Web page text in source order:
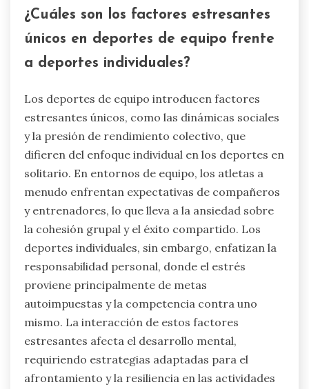
¿Cuáles son los factores estresantes
únicos en deportes de equipo frente
a deportes individuales?
Los deportes de equipo introducen factores
estresantes únicos, como las dinámicas sociales
y la presión de rendimiento colectivo, que
difieren del enfoque individual en los deportes en
solitario. En entornos de equipo, los atletas a
menudo enfrentan expectativas de compañeros
y entrenadores, lo que lleva a la ansiedad sobre
la cohesión grupal y el éxito compartido. Los
deportes individuales, sin embargo, enfatizan la
responsabilidad personal, donde el estrés
proviene principalmente de metas
autoimpuestas y la competencia contra uno
mismo. La interacción de estos factores
estresantes afecta el desarrollo mental,
requiriendo estrategias adaptadas para el
afrontamiento y la resiliencia en las actividades